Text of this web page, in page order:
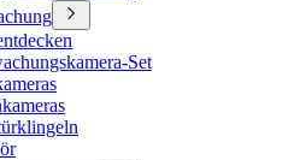
Set